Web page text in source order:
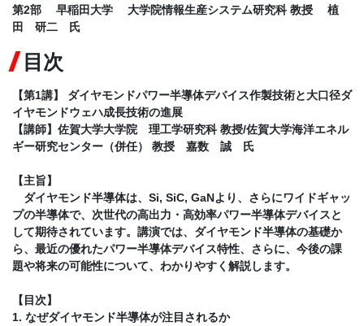
第2部 早稲田大学 大学院情報生産システム研究科 教授 植
田 研二 氏
目次
【第1講】 ダイヤモンドパワー半導体デバイス作製技術と大口径ダ
イヤモンドウェハ成長技術の進展
【講師】佐賀大学大学院 理工学研究科 教授/佐賀大学海洋エネル
ギー研究センター（併任） 教授 嘉数 誠 氏
【主旨】
ダイヤモンド半導体は、Si, SiC, GaNより、さらにワイドギャッ
プの半導体で、次世代の高出力・高効率パワー半導体デバイスと
して期待されています。講演では、ダイヤモンド半導体の基礎か
ら、最近の優れたパワー半導体デバイス特性、さらに、今後の課
題や将来の可能性について、わかりやすく解説します。
【目次】
1. なぜダイヤモンド半導体が注目されるか